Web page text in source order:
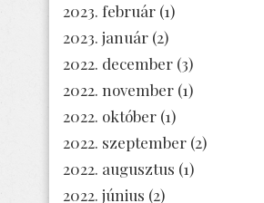
2023. február (1)
2023. január (2)
2022. december (3)
2022. november (1)
2022. október (1)
2022. szeptember (2)
2022. augusztus (1)
2022. június (2)